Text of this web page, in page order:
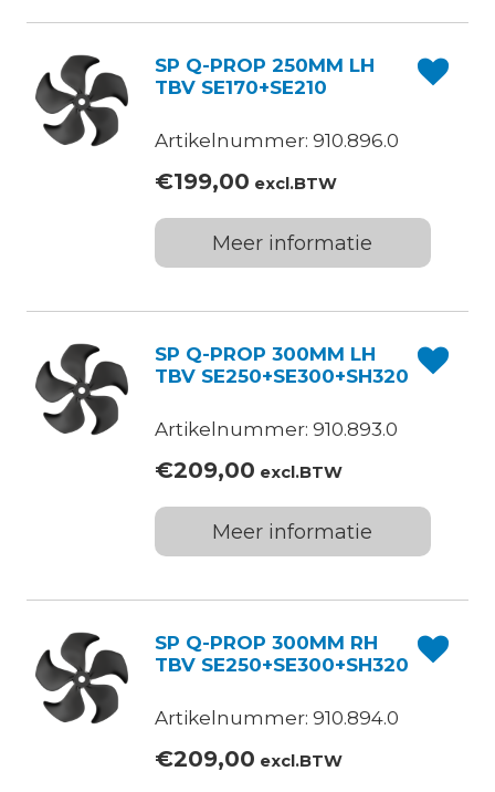
SP Q-PROP 250MM LH
TBV SE170+SE210
Artikelnummer: 910.896.0
€199,00 excl.BTW
Meer informatie
SP Q-PROP 300MM LH
TBV SE250+SE300+SH320
Artikelnummer: 910.893.0
€209,00 excl.BTW
Meer informatie
SP Q-PROP 300MM RH
TBV SE250+SE300+SH320
Artikelnummer: 910.894.0
€209,00 excl.BTW